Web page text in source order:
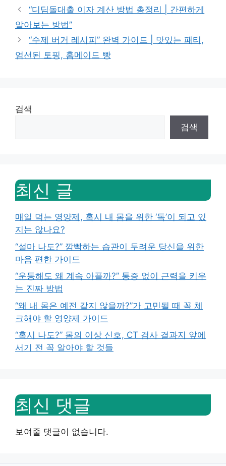
“디딤돌대출 이자 계산 방법 총정리 | 간편하게
알아보는 방법”
“수제 버거 레시피” 완벽 가이드 | 맛있는 패티,
엄선된 토핑, 홈메이드 빵
검색
검색
최신 글
매일 먹는 영양제, 혹시 내 몸을 위한 ‘독’이 되고 있
지는 않나요?
“설마 나도?” 깜빡하는 습관이 두려운 당신을 위한
마음 편한 가이드
“운동해도 왜 계속 아플까?” 통증 없이 근력을 키우
는 진짜 방법
“왜 내 몸은 예전 같지 않을까?”가 고민될 때 꼭 체
크해야 할 영양제 가이드
“혹시 나도?” 몸의 이상 신호, CT 검사 결과지 앞에
서기 전 꼭 알아야 할 것들
최신 댓글
보여줄 댓글이 없습니다.